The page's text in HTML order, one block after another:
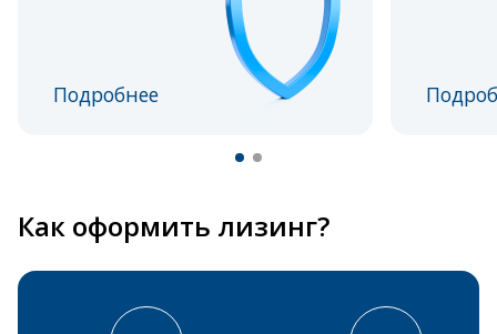
Подробнее
Как оформить лизинг?